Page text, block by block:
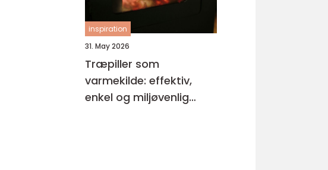
inspiration
31. May 2026
Træpiller som
varmekilde: effektiv,
enkel og miljøvenlig